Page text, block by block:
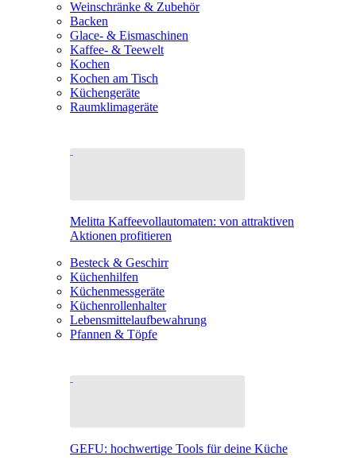
Weinschränke & Zubehör
Backen
Glace- & Eismaschinen
Kaffee- & Teewelt
Kochen
Kochen am Tisch
Küchengeräte
Raumklimageräte
Melitta Kaffeevollautomaten: von attraktiven
Aktionen profitieren
Besteck & Geschirr
Küchenhilfen
Küchenmessgeräte
Küchenrollenhalter
Lebensmittelaufbewahrung
Pfannen & Töpfe
GEFU: hochwertige Tools für deine Küche